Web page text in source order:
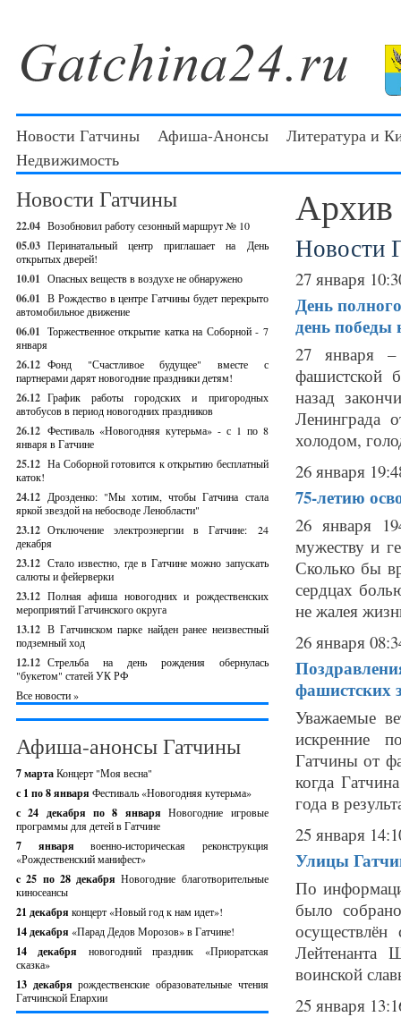
Новости Гатчины Афиша-Анонсы
Литература и
Недвижимость
Новости Гатчины
22.04 Возобновил работу сезонный маршрут № 10
05.03 Перинатальный центр приглашает на День
открытых дверей!
10.01 Опасных веществ в воздухе не обнаружено
06.01 В Рождество в центре Гатчины будет перекрыто
автомобильное движение
06.01 Торжественное открытие катка на Соборной - 7
января
26.12 Фонд "Счастливое будущее" вместе с
партнерами дарят новогодние праздники детям!
26.12 График работы городских и пригородных
автобусов в период новогодних праздников
26.12 Фестиваль «Новогодняя кутерьма» - с 1 по 8
января в Гатчине
25.12 На Соборной готовится к открытию бесплатный
каток!
24.12 Дрозденко: "Мы хотим, чтобы Гатчина стала
яркой звездой на небосводе Ленобласти"
23.12 Отключение электроэнергии в Гатчине: 24
декабря
23.12 Стало известно, где в Гатчине можно запускать
салюты и фейерверки
23.12 Полная афиша новогодних и рождественских
мероприятий Гатчинского округа
13.12 В Гатчинском парке найден ранее неизвестный
подземный ход
12.12 Стрельба на день рождения обернулась
"букетом" статей УК РФ
Все новости »
Афиша-анонсы Гатчины
7 мартаКонцерт "Моя весна"
с 1 по 8 января Фестиваль «Новогодняя кутерьма»
с 24 декабря по 8 январяНовогодние игровые
программы для детей в Гатчине
7 январявоенно-историческая реконструкция
«Рождественский манифест»
c 25 по 28 декабряНовогодние благотворительные
киносеансы
21 декабря концерт «Новый год к нам идет»!
14 декабря «Парад Дедов Морозов» в Гатчине!
14 декабря новогодний праздник «Приоратская
сказка»
13 декабрярождественские образовательные чтения
Гатчинской Епархии
Архив
Новости
27 января
День
день победы
27 января
фашистской
назад
Ленинграда
холодом,
26 января
75-летию
26 января
мужеству и
Сколько бы
сердцах
не жалея
26 января
фашистских
Уважаемые
искренние
Гатчины от
когда
года в
25 января
Улицы
По
было
Лейтенанта
воинской
25 января